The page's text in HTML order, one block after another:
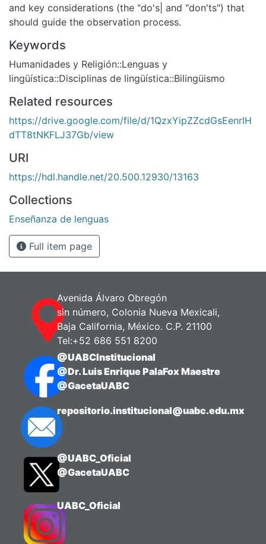
and key considerations (the "do's| and "don'ts") that
should guide the observation process.
Keywords
Humanidades y Religión::Lenguas y
lingüística::Disciplinas de lingüística::Bilingüismo
Related resources
https://drive.google.com/file/d/1QzxYipZZcdGsEenrlH
dTT8tNKFLJ37Gb/view
URI
https://hdl.handle.net/20.500.12930/13163
Collections
Enseñanza de lenguas
Full item page
Avenida Álvaro Obregón
sin número, Colonia Nueva Mexicali,
Baja California, México. C.P. 21100
Tel:+52 686 551 8200
@UABCInstitucional
@Dr. Luis Enrique PalaFox Maestre
@GacetaUABC
repositorio.institucional@uabc.edu.mx
@UABC_Oficial
@GacetaUABC
UABC_Oficial